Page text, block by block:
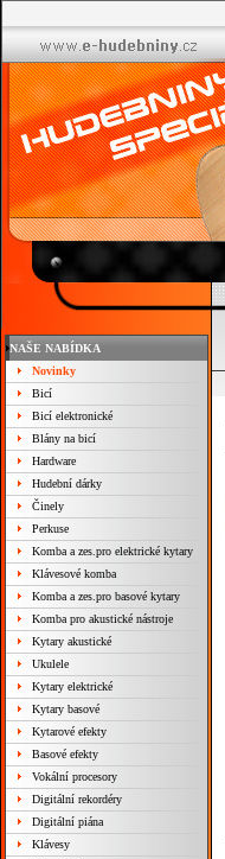
NAŠE NABÍDKA
Novinky
Bicí
Bicí elektronické
Blány na bicí
Hardware
Hudební dárky
Činely
Perkuse
Komba a zes.pro elektrické kytary
Klávesové komba
Komba a zes.pro basové kytary
Komba pro akustické nástroje
Kytary akustické
Ukulele
Kytary elektrické
Kytary basové
Kytarové efekty
Basové efekty
Vokální procesory
Digitální rekordéry
Digitální piána
Klávesy